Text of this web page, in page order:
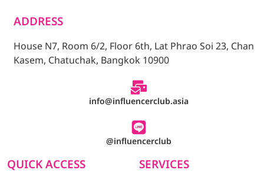
ADDRESS
House N7, Room 6/2, Floor 6th, Lat Phrao Soi 23, Chan
Kasem, Chatuchak, Bangkok 10900
info@influencerclub.asia
@influencerclub
QUICK ACCESS SERVICES